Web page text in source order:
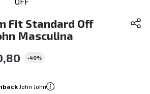
Fit Standard Off
Masculina
,80 -40%
John John